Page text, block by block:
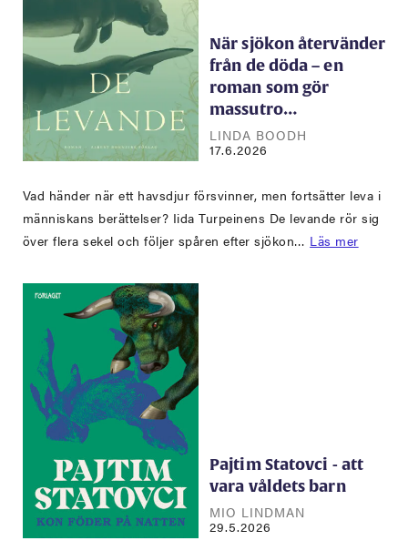
När sjökon återvänder
från de döda – en
roman som gör
massutro…
LINDA BOODH
17.6.2026
Vad händer när ett havsdjur försvinner, men fortsätter leva i
människans berättelser? Iida Turpeinens De levande rör sig
över flera sekel och följer spåren efter sjökon… Läs mer
Pajtim Statovci - att
vara våldets barn
MIO LINDMAN
29.5.2026